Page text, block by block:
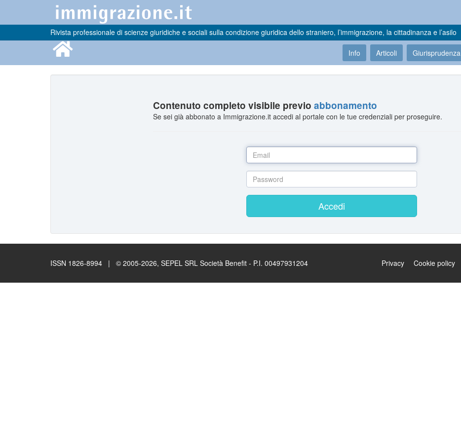
Rivista professionale di scienze giuridiche e sociali sulla condizione giuridica dello straniero, l’immigrazione, la cittadinanza e l’asilo
Info Articoli Giurisprudenza
Contenuto completo visibile previoabbonamento
Se sei già abbonato a Immigrazione.it accedi al portale con le tue credenziali per proseguire.
Accedi
ISSN 1826-8994 | © 2005-2026, SEPEL SRL Società Benefit - P.I. 00497931204 Privacy Cookie policy